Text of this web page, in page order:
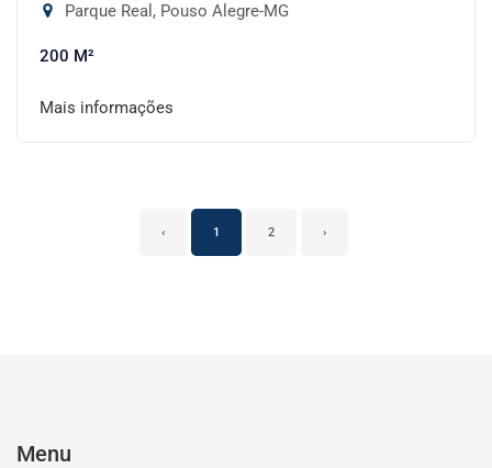
Parque Real, Pouso Alegre-MG
200 M²
Mais informações
‹ 1 2 ›
Menu